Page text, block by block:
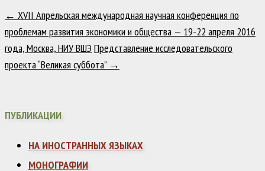
← XVII Апрельская международная научная конференция по
проблемам развития экономики и общества — 19-22 апреля 2016
года, Москва, НИУ ВШЭ Представление исследовательского
проекта “Великая суббота” →
ПУБЛИКАЦИИ
НА ИНОСТРАННЫХ ЯЗЫКАХ
МОНОГРАФИИ